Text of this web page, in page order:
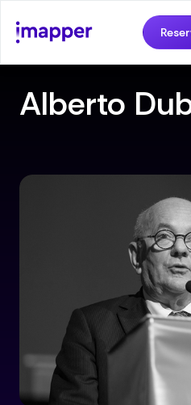
Alberto